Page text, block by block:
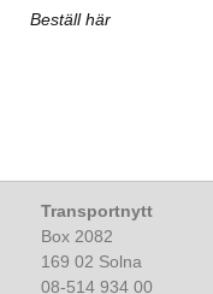
Beställ här
Transportnytt
Box 2082
169 02 Solna
08-514 934 00